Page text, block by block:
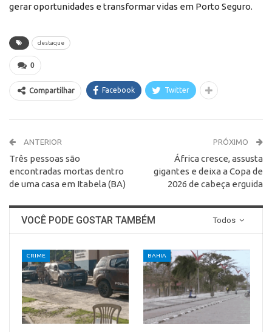
gerar oportunidades e transformar vidas em Porto Seguro.
destaque
0
Compartilhar Facebook Twitter
ANTERIOR
Três pessoas são
encontradas mortas dentro
de uma casa em Itabela (BA)
PRÓXIMO
África cresce, assusta
gigantes e deixa a Copa de
2026 de cabeça erguida
Todos
VOCÊ PODE GOSTAR TAMBÉM
CRIME BAHIA